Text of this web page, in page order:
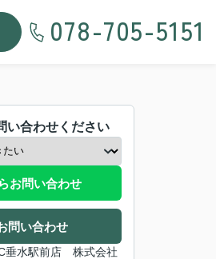
078-705-5151
い合わせください
お問い合わせ
問い合わせ
垂水駅前店 株式会社